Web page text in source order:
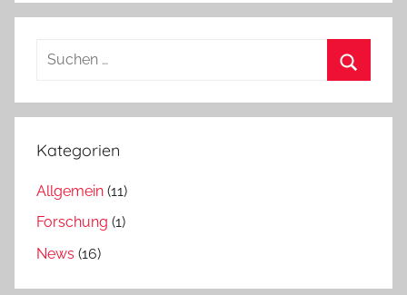
Suchen
Kategorien
Allgemein (11)
Forschung (1)
News (16)